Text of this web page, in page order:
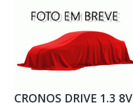
CRONOS DRIVE 1.3 8V